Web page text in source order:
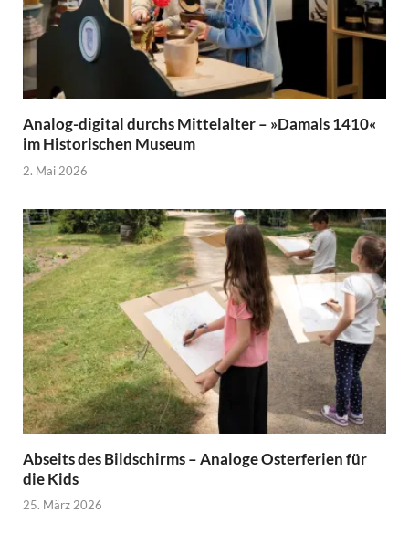
Analog-digital durchs Mittelalter – »Damals 1410«
im Historischen Museum
2. Mai 2026
Abseits des Bildschirms – Analoge Osterferien für
die Kids
25. März 2026